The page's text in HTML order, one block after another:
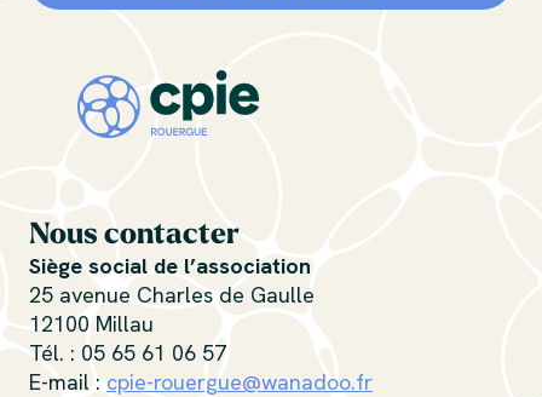
Nous contacter
Siège social de l’association
25 avenue Charles de Gaulle
12100 Millau
Tél. : 05 65 61 06 57
E-mail : cpie-rouergue@wanadoo.fr